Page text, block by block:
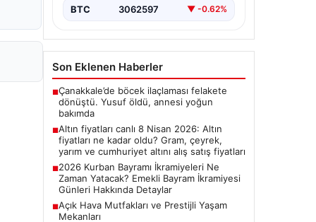
BTC 3062597 ▼ -0.62%
Son Eklenen Haberler
■Çanakkale’de böcek ilaçlaması felakete
dönüştü. Yusuf öldü, annesi yoğun
bakımda
■Altın fiyatları canlı 8 Nisan 2026: Altın
fiyatları ne kadar oldu? Gram, çeyrek,
yarım ve cumhuriyet altını alış satış fiyatları
■2026 Kurban Bayramı İkramiyeleri Ne
Zaman Yatacak? Emekli Bayram İkramiyesi
Günleri Hakkında Detaylar
■Açık Hava Mutfakları ve Prestijli Yaşam
Mekanları